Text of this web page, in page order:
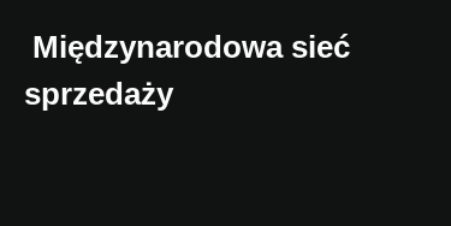
Międzynarodowa sieć
sprzedaży